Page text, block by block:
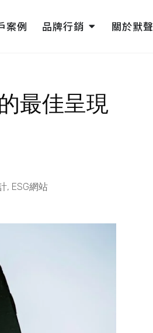
案例 品牌行銷 Open 品牌行銷
關於默聲
最佳呈現
, ESG網站